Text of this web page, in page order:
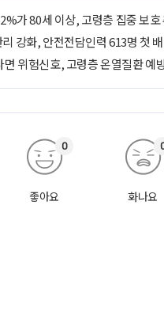
가 80세 이상, 고령층 집중 보호
강화, 안전전담인력 613명 첫
면 위험신호, 고령층 온열질환 예
좋아요
0
화나요